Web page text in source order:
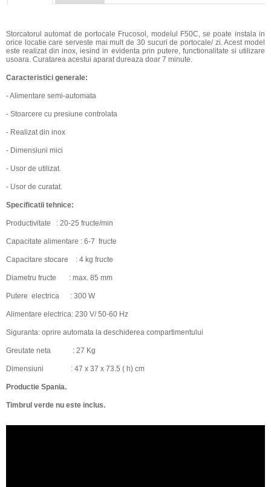
Storcatorul automat de portocale Frucosol, modelul F50C, se poate instala in
orice locatie care serveste mai mult de 30 sucuri de portocale/ zi. Acest model
este realizat din inox, iesind in evidenta prin putere, functionalitate si utilizare
usoara. Curatarea acestui aparat dureaza doar 7 minute.
Caracteristici generale:
- Alimentare semi-automata
- Stoarcere cu presiune controlata
- Realizat din inox
- Dimensiuni mici
- Usor de utilizat.
- Usor de curatat.
Specificatii tehnice:
Productivitate : 20-25 fructe/min
Capacitate alimentare : 6-7 fructe
Capacitare stocare : 4 kg fructe
Diametru fructe : max. 85 mm
Putere electrica : 300 W
Alimentare electrica: 230 V/ 50-60 Hz
Siguranta: oprire automata la deschiderea compartimentului
Greutate neta : 27 Kg
Dimensiuni : 47 x 37 x 73.5 ( h) cm
Productie Spania.
Timbrul verde nu este inclus.